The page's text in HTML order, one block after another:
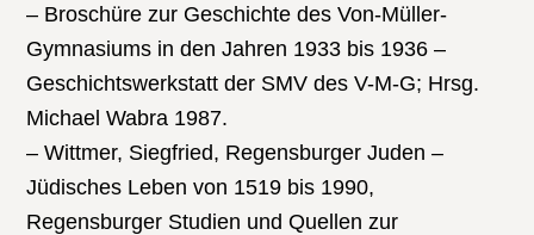
– Broschüre zur Geschichte des Von-Müller-
Gymnasiums in den Jahren 1933 bis 1936 –
Geschichtswerkstatt der SMV des V-M-G; Hrsg.
Michael Wabra 1987.
– Wittmer, Siegfried, Regensburger Juden –
Jüdisches Leben von 1519 bis 1990,
Regensburger Studien und Quellen zur